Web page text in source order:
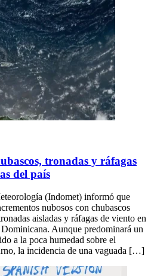
tronadas y ráfagas
del país
(Indomet) informó que
nubosos con chubascos
aisladas y ráfagas de viento en
Aunque predominará un
a la poca humedad sobre el
la incidencia de una vaguada […]